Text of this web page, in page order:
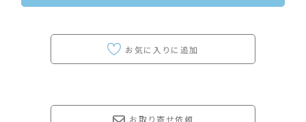
お取り寄せ依頼